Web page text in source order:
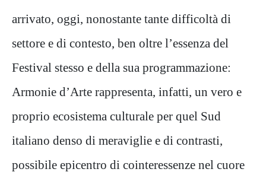
arrivato, oggi, nonostante tante difficoltà di
settore e di contesto, ben oltre l’essenza del
Festival stesso e della sua programmazione:
Armonie d’Arte rappresenta, infatti, un vero e
proprio ecosistema culturale per quel Sud
italiano denso di meraviglie e di contrasti,
possibile epicentro di cointeressenze nel cuore